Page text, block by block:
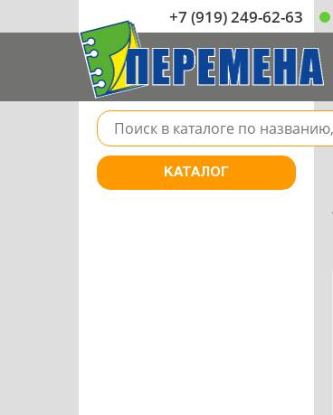
+7 (919) 249-62-63
Поле для поиска товара в каталоге
КАТАЛОГ